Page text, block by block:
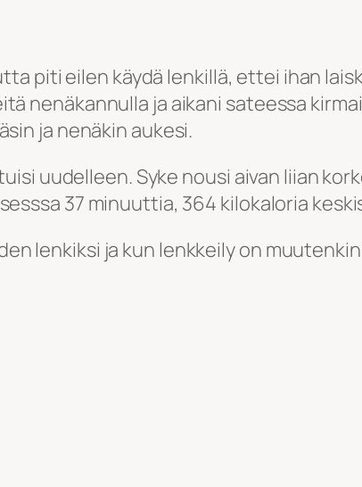
piti eilen käydä lenkillä, ettei ihan
nenäkannulla ja aikani sateessa
ja nenäkin aukesi.
uudelleen. Syke nousi aivan liian
37 minuuttia, 364 kilokaloria
lenkiksi ja kun lenkkeily on